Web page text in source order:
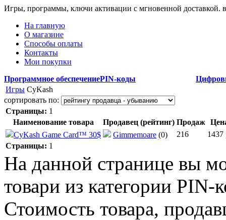
Игры, программы, ключи активации с мгновенной доставкой.
На главную
О магазине
Способы оплаты
Контакты
Мои покупки
Программное обеспечениеPIN-коды
Игры CyKash
сортировать по:
Страницы: 1
Наименование товара
Продавец (рейтинг) Продаж
CyKash Game Card™ 30$
Gimmemoare (0) 216
1437
Страницы: 1
На данной странице вы
товари из категории
Стоимость товара,